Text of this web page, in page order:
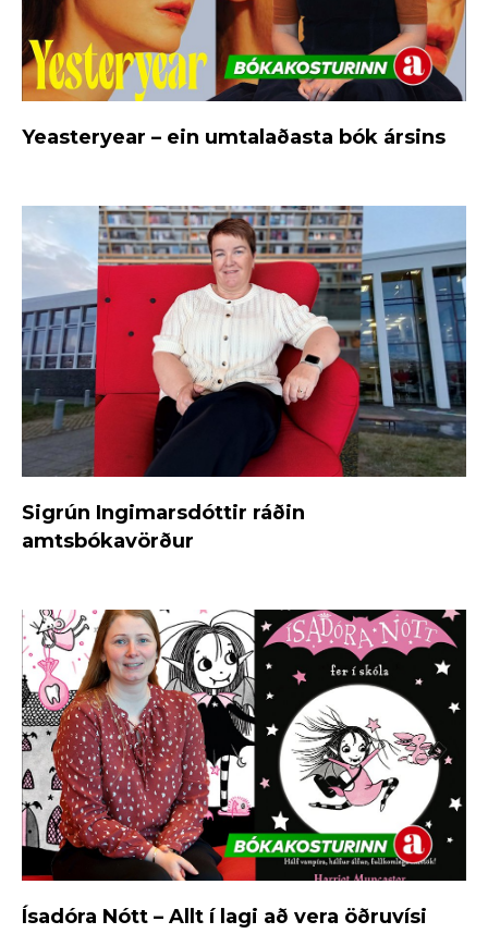
Yeasteryear – ein umtalaðasta bók ársins
Sigrún Ingimarsdóttir ráðin
amtsbókavörður
Ísadóra Nótt – Allt í lagi að vera öðruvísi